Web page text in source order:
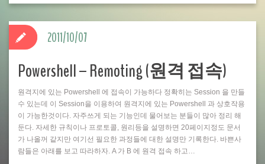
Powershell – Remoting (원격 접속)
원격지에 있는 Powershell 에 접속이 가능하다 정확히는 Session 을 만들
수 있는데 이 Session을 이용하여 원격지에 있는 Powershell 과 상호작용
이 가능한것이다. 자주쓰게 되는 기능인데 물어보는 분들이 많아 정리 해
둔다. 자세한 규칙이나 프로토콜, 원리등을 설명하면 20페이지정도 문서
가 나올꺼 같지만 여기선 필요한 과정들에 대한 설명만 기록한다. 바쁜사
람들은 아래를 보고 따라하자. A 가 B 에 원격 접속 하고…
2011/10/07